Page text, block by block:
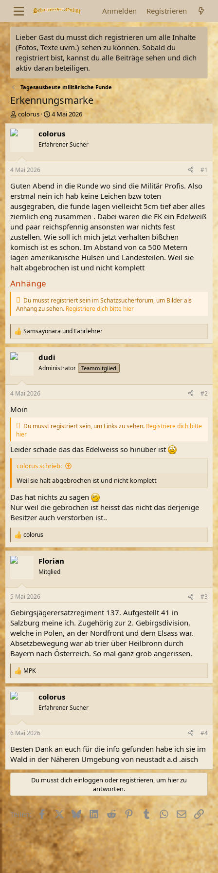
Anmelden Registrieren
Lieber Gast du musst dich registrieren um alle Inhalte
(Fotos, Texte uvm.) sehen zu können. Sobald du
registriert bist, kannst du alle Beiträge sehen und dich
aktiv daran beteiligen.
Tagesausbeute militärische Funde
Erkennungsmarke
E
r
s
l
e
r
colorus
E
r
s
e
t
a
m
4 Mai 2026
colorus
Erfahrener Sucher
4 Mai 2026 #1
Guten Abend in die Runde wo sind die Militär Profis. Also
erstmal nein ich hab keine Leichen bzw toten
ausgegraben, die funde lagen vielleicht 5cm tief aber alles
ziemlich eng zusammen . Dabei waren die EK ein Edelweiß
und paar reichspfennig ansonsten war nichts fest
zustellen. Wie soll ich mich jetzt verhalten bißchen
komisch ist es schon. Im Abstand von ca 500 Metern
lagen amerikanische Hülsen und Landesteilen. Weil sie
halt abgebrochen ist und nicht komplett
Anhänge
Du musst registriert sein im Schatzsucherforum, um Bilder als
Anhang zu sehen. Registriere dich bitte hier
R
e
a
k
e
:
Samsayonara und Fahrlehrer
dudi
Administrator Teammitglied
4 Mai 2026 #2
Moin
Du musst registriert sein, um Links zu sehen. Registriere dich bitte
hier
Leider schade das das Edelweiss so hinüber ist
colorus schrieb:
Weil sie halt abgebrochen ist und nicht komplett
Das hat nichts zu sagen
Nur weil die gebrochen ist heisst das nicht das derjenige
Besitzer auch verstorben ist..
R
e
a
k
e
:
colorus
Florian
Mitglied
5 Mai 2026 #3
Gebirgsjägerersatzregiment 137. Aufgestellt 41 in
Salzburg meine ich. Zugehörig zur 2. Gebirgsdivision,
welche in Polen, an der Nordfront und dem Elsass war.
Absetzbewegung war ab trier über Heilbronn durch
Bayern nach Österreich. So mal ganz grob angerissen.
R
e
a
k
e
:
MPK
colorus
Erfahrener Sucher
6 Mai 2026 #4
Besten Dank an euch für die info gefunden habe ich sie im
Wald in der Näheren Umgebung von neustadt a.d .aisch
Du musst dich einloggen oder registrieren, um hier zu
antworten.
Teilen: FacebookX (Twitter)
BlueskyLinkedInReddit Pinterest
TumblrWhatsApp
E-MailLink